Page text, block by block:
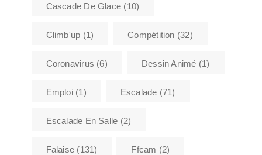
Cascade De Glace (10)
Climb'up (1) Compétition (32)
Coronavirus (6) Dessin Animé (1)
Emploi(1) Escalade (71)
Escalade En Salle (2)
Falaise (131) Ffcam (2)